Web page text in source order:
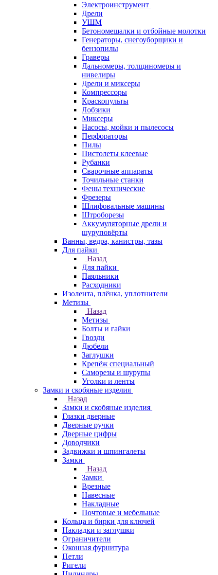
Электроинструмент
Дрели
УШМ
Бетономешалки и отбойные молотки
Генераторы, снегоуборщики и
бензопилы
Граверы
Дальномеры, толщиномеры и
нивелиры
Дрели и миксеры
Компрессоры
Краскопульты
Лобзики
Миксеры
Насосы, мойки и пылесосы
Перфораторы
Пилы
Пистолеты клеевые
Рубанки
Сварочные аппараты
Точильные станки
Фены технические
Фрезеры
Шлифовальные машины
Штроборезы
Аккумуляторные дрели и
шуруповёрты
Ванны, ведра, канистры, тазы
Для пайки
Назад
Для пайки
Паяльники
Расходники
Изолента, плёнка, уплотнители
Метизы
Назад
Метизы
Болты и гайки
Гвозди
Дюбели
Заглушки
Крепёж специальный
Саморезы и шурупы
Уголки и ленты
Замки и скобяные изделия
Назад
Замки и скобяные изделия
Глазки дверные
Дверные ручки
Дверные цифры
Доводчики
Задвижки и шпингалеты
Замки
Назад
Замки
Врезные
Навесные
Накладные
Почтовые и мебельные
Кольца и бирки для ключей
Накладки и заглушки
Ограничители
Оконная фурнитура
Петли
Ригели